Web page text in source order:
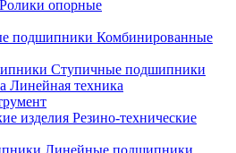
Ролики опорные
Комбинированные
Ступичные подшипники
Линейная техника
Резино-технические
Линейные подшипники